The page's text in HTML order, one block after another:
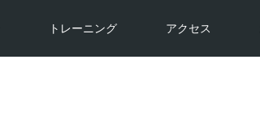
トレーニング アクセス